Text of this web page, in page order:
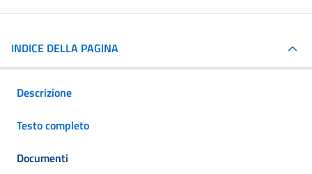
INDICE DELLA PAGINA
Descrizione
Testo completo
Documenti